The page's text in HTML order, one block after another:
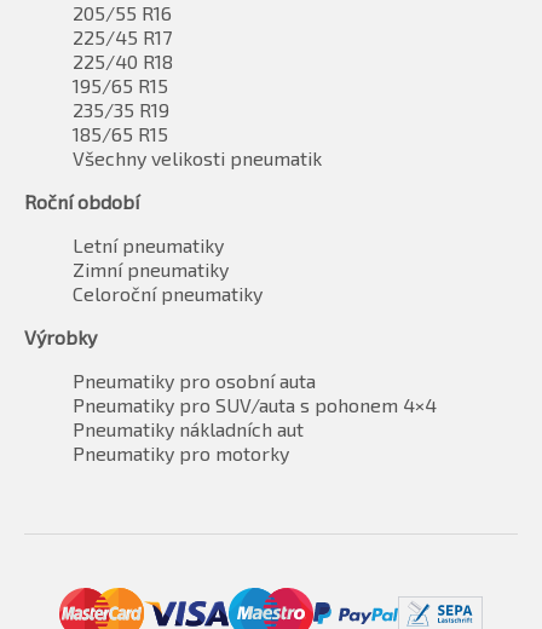
205/55 R16
225/45 R17
225/40 R18
195/65 R15
235/35 R19
185/65 R15
Všechny velikosti pneumatik
Roční období
Letní pneumatiky
Zimní pneumatiky
Celoroční pneumatiky
Výrobky
Pneumatiky pro osobní auta
Pneumatiky pro SUV/auta s pohonem 4×4
Pneumatiky nákladních aut
Pneumatiky pro motorky